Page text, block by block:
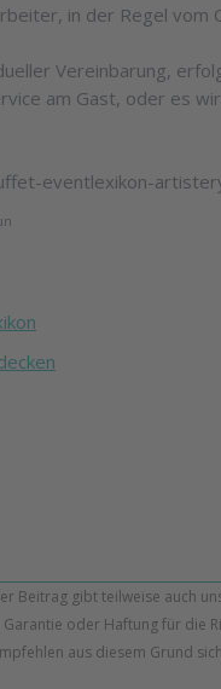
in der Regel vom
Vereinbarung,
am Gast, oder es
Beitrag gibt teilweise auch
oder Haftung für die
aus diesem Grund